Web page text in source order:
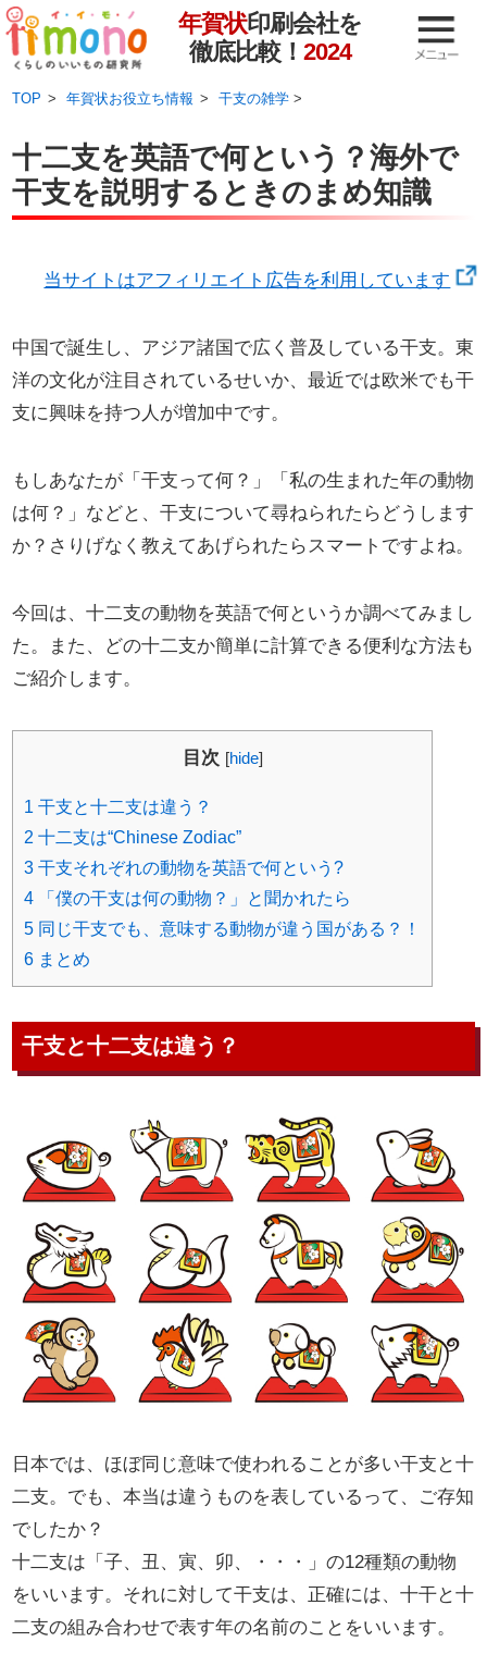
年賀状印刷会社を
徹底比較！2024
TOP 年賀状お役立ち情報 干支の雑学 >
十二支を英語で何という？海外で
干支を説明するときのまめ知識
当サイトはアフィリエイト広告を利用しています
中国で誕生し、アジア諸国で広く普及している干支。東
洋の文化が注目されているせいか、最近では欧米でも干
支に興味を持つ人が増加中です。
もしあなたが「干支って何？」「私の生まれた年の動物
は何？」などと、干支について尋ねられたらどうします
か？さりげなく教えてあげられたらスマートですよね。
今回は、十二支の動物を英語で何というか調べてみまし
た。また、どの十二支か簡単に計算できる便利な方法も
ご紹介します。
目次 [hide]
1 干支と十二支は違う？
2 十二支は“Chinese Zodiac”
3 干支それぞれの動物を英語で何という?
4 「僕の干支は何の動物？」と聞かれたら
5 同じ干支でも、意味する動物が違う国がある？！
6 まとめ
干支と十二支は違う？
日本では、ほぼ同じ意味で使われることが多い干支と十
二支。でも、本当は違うものを表しているって、ご存知
でしたか？
十二支は「子、丑、寅、卯、・・・」の12種類の動物
をいいます。それに対して干支は、正確には、十干と十
二支の組み合わせで表す年の名前のことをいいます。